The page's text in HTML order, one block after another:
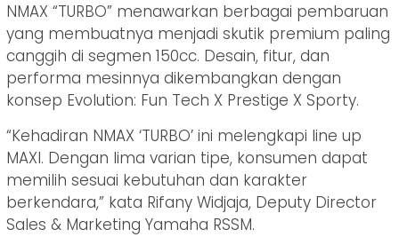
NMAX “TURBO” menawarkan berbagai pembaruan
yang membuatnya menjadi skutik premium paling
canggih di segmen 150cc. Desain, fitur, dan
performa mesinnya dikembangkan dengan
konsep Evolution: Fun Tech X Prestige X Sporty.
“Kehadiran NMAX ‘TURBO’ ini melengkapi line up
MAXI. Dengan lima varian tipe, konsumen dapat
memilih sesuai kebutuhan dan karakter
berkendara,” kata Rifany Widjaja, Deputy Director
Sales & Marketing Yamaha RSSM.